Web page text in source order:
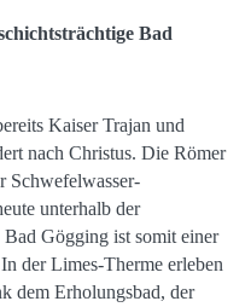
Bad
Kaiser Trajan und
nach Christus. Die Römer
Schwefelwasser-
unterhalb der
Gögging ist somit einer
der Limes-Therme erleben
dem Erholungsbad, der